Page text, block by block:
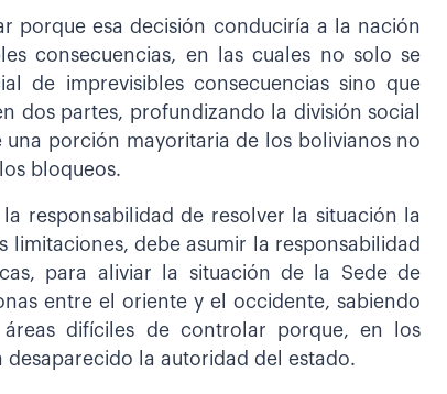
porque esa decisión conduciría a la nación
consecuencias, en las cuales no solo se
de imprevisibles consecuencias sino que
dos partes, profundizando la división social
porción mayoritaria de los bolivianos no
bloqueos.
responsabilidad de resolver la situación la
debe asumir la responsabilidad
para aliviar la situación de la Sede de
entre el oriente y el occidente, sabiendo
difíciles de controlar porque, en los
la autoridad del estado.